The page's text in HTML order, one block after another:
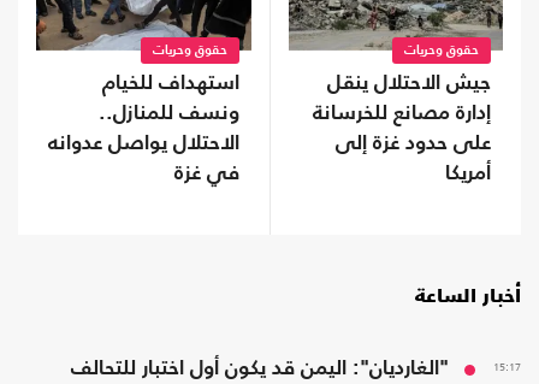
حقوق وحريات
جيش الاحتلال ينقل
إدارة مصانع للخرسانة
على حدود غزة إلى
أمريكا
حقوق وحريات
استهداف للخيام
ونسف للمنازل..
الاحتلال يواصل عدوانه
في غزة
أخبار الساعة
15:17
"الغارديان": اليمن قد يكون أول اختبار للتحالف